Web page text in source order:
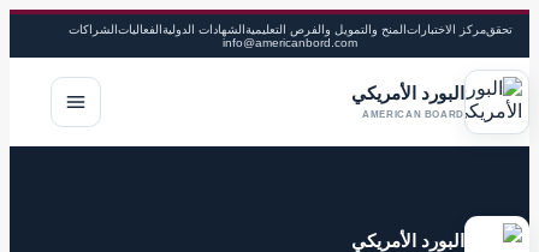
تحققمركز الاختباراتالمنح والتمويل والفرص التعليميةالشهادات الدوليةالفعالياتالشراكات
info@americanbord.com
البورد الأمريكي
AMERICAN BOARD
البورد الأمريكي